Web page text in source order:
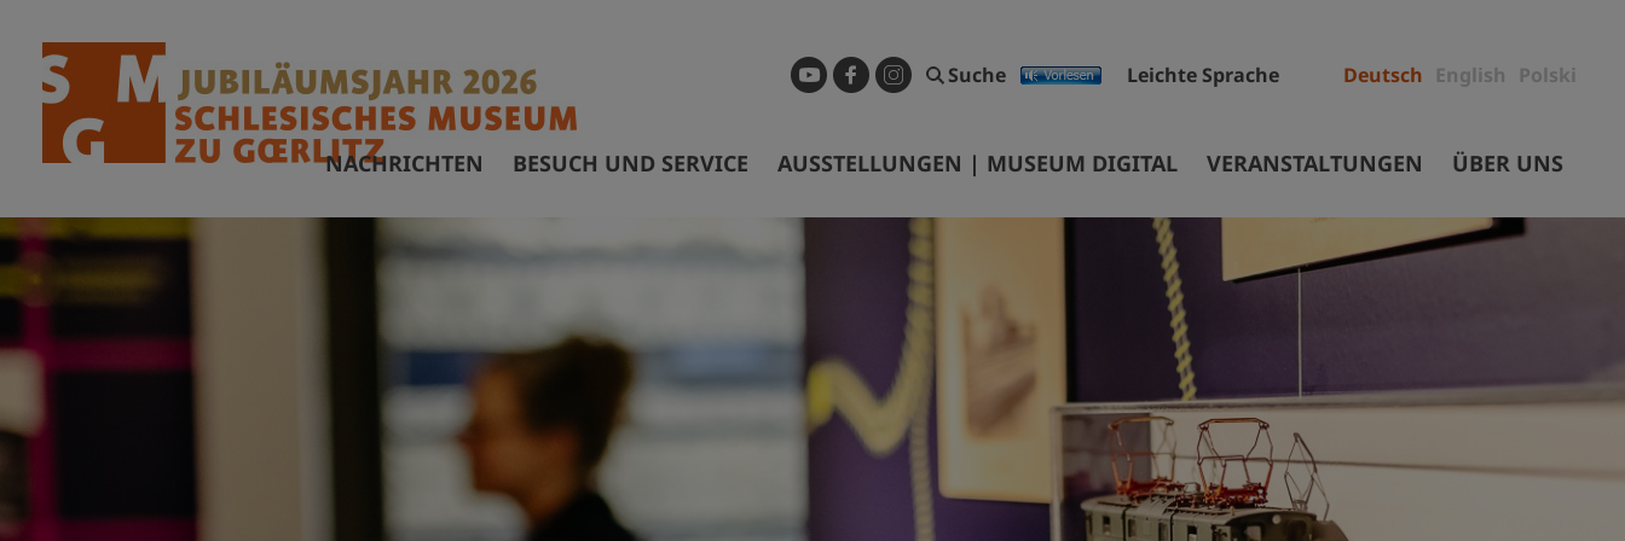
Suche Leichte Sprache Deutsch English Polski
NACHRICHTEN BESUCH UND SERVICE
Anfahrt
Barrierefreiheit
Vermietung Tagungsräume
Anfragen und Recherchen
AUSSTELLUNGEN | MUSEUM DIGITAL
Dauerausstellung
Sonderausstellungen
Geschichtspfad Görlitz/Zgorzelec
Wanderausstellungen
VERANSTALTUNGEN ÜBER UNS
Mitarbeiter
Museumsgebäude
Auftrag und Geschichte
Partner